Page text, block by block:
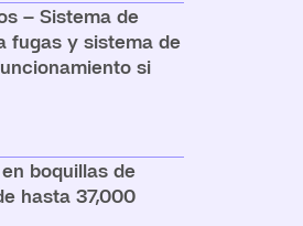
– Sistema de
fugas y sistema de
si
boquillas de
hasta 37,000